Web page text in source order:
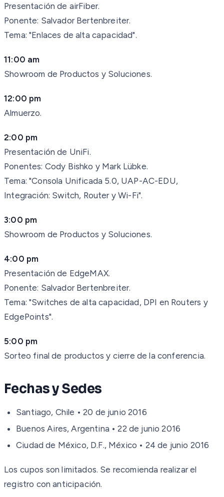
Presentación de airFiber.
Ponente: Salvador Bertenbreiter.
Tema: "Enlaces de alta capacidad".
11:00 am
Showroom de Productos y Soluciones.
12:00 pm
Almuerzo.
2:00 pm
Presentación de UniFi.
Ponentes: Cody Bishko y Mark Lübke.
Tema: "Consola Unificada 5.0, UAP-AC-EDU,
Integración: Switch, Router y Wi-Fi".
3:00 pm
Showroom de Productos y Soluciones.
4:00 pm
Presentación de EdgeMAX.
Ponente: Salvador Bertenbreiter.
Tema: "Switches de alta capacidad, DPI en Routers y
EdgePoints".
5:00 pm
Sorteo final de productos y cierre de la conferencia.
Fechas y Sedes
Santiago, Chile • 20 de junio 2016
Buenos Aires, Argentina • 22 de junio 2016
Ciudad de México, D.F., México • 24 de junio 2016
Los cupos son limitados. Se recomienda realizar el
registro con anticipación.